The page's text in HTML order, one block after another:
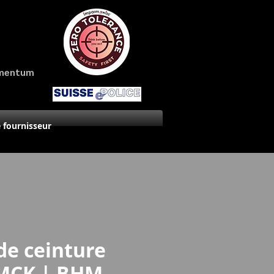
fournisseur
ceinture